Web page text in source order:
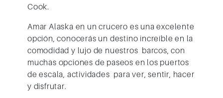
Cook.
Amar Alaska en un crucero es una excelente
opción, conocerás un destino increíble en la
comodidad y lujo de nuestros barcos, con
muchas opciones de paseos en los puertos
de escala, actividades para ver, sentir, hacer
y disfrutar.